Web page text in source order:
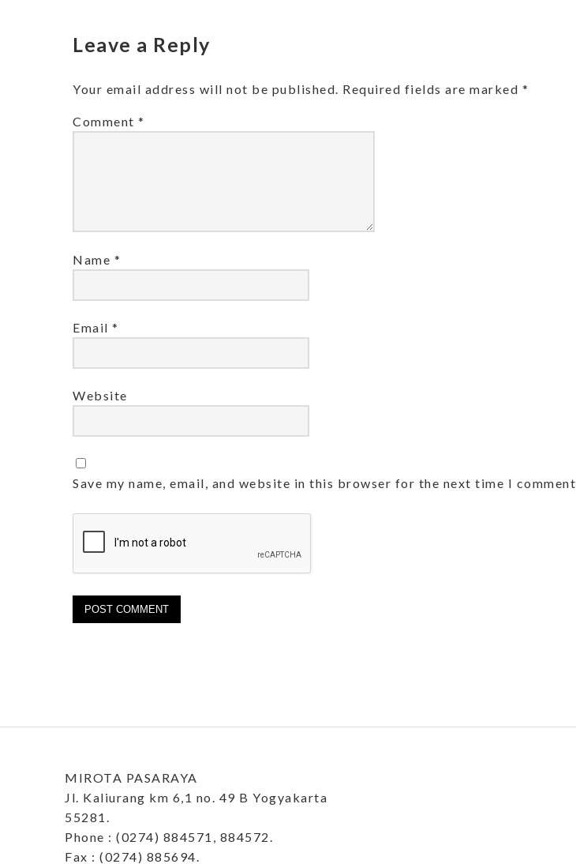
Leave a Reply
Your email address will not be published. Required fields are marked *
Comment *
Name *
Email *
Website
Save my name, email, and website in this browser for the next time I comment.
MIROTA PASARAYA
Jl. Kaliurang km 6,1 no. 49 B Yogyakarta
55281.
Phone : (0274) 884571, 884572.
Fax : (0274) 885694.